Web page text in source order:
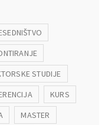
STUDIJE
KURS
MASTER